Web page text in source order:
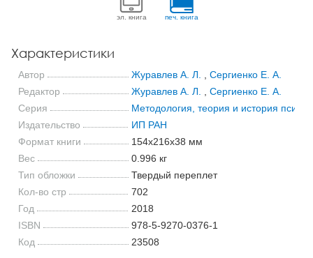
эл. книга печ. книга
Характеристики
Автор Журавлев А. Л.
Сергиенко Е. А.
Редактор
Журавлев А. Л.
Сергиенко Е. А.
Серия
Методология, теория и история
Издательство
ИП РАН
Формат книги
154x216x38 мм
Вес
0.996 кг
Тип обложки
Твердый переплет
Кол-во стр
702
Год
2018
ISBN
978-5-9270-0376-1
Код
23508